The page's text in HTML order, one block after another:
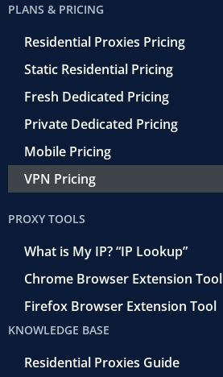
PLANS & PRICING
Residential Proxies Pricing
Static Residential Pricing
Fresh Dedicated Pricing
Private Dedicated Pricing
Mobile Pricing
VPN Pricing
PROXY TOOLS
What is My IP? “IP Lookup”
Chrome Browser Extension Tool
Firefox Browser Extension Tool
KNOWLEDGE BASE
Residential Proxies Guide